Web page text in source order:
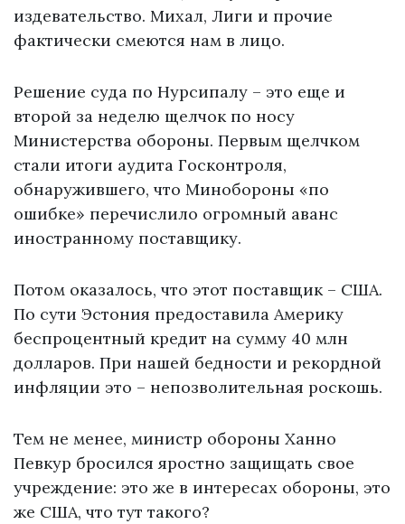
издевательство. Михал, Лиги и прочие
фактически смеются нам в лицо.
Решение суда по Нурсипалу – это еще и
второй за неделю щелчок по носу
Министерства обороны. Первым щелчком
стали итоги аудита Госконтроля,
обнаружившего, что Минобороны «по
ошибке» перечислило огромный аванс
иностранному поставщику.
Потом оказалось, что этот поставщик – США.
По сути Эстония предоставила Америку
беспроцентный кредит на сумму 40 млн
долларов. При нашей бедности и рекордной
инфляции это – непозволительная роскошь.
Тем не менее, министр обороны Ханно
Певкур бросился яростно защищать свое
учреждение: это же в интересах обороны, это
же США, что тут такого?